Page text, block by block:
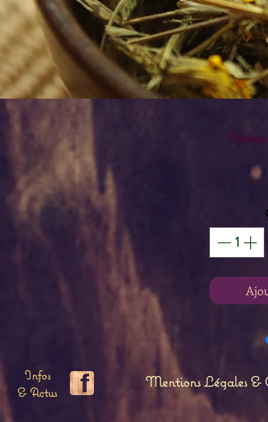
Infos
& Actus
Mentions Légales &